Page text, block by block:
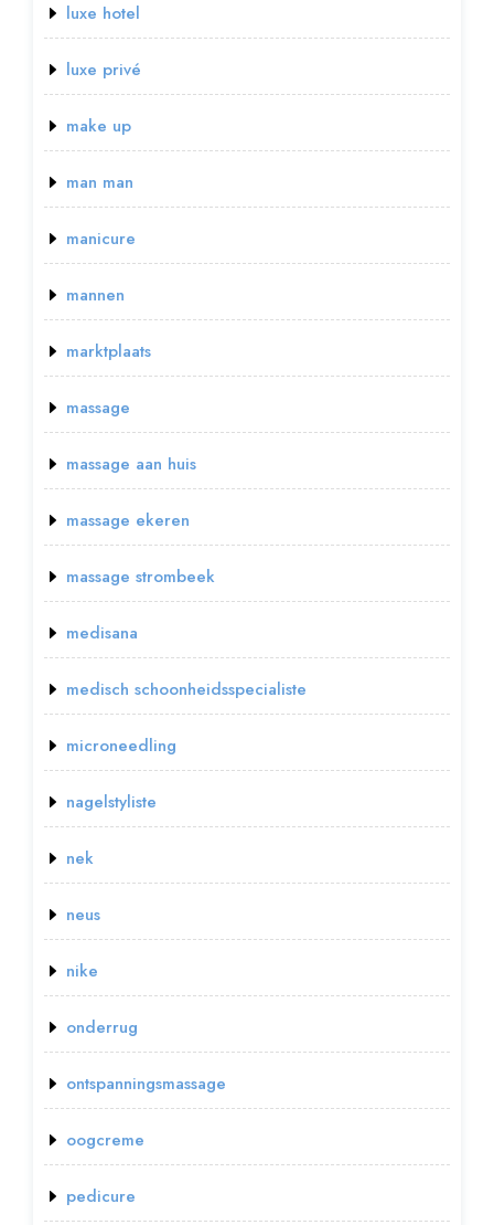
luxe hotel
luxe privé
make up
man man
manicure
mannen
marktplaats
massage
massage aan huis
massage ekeren
massage strombeek
medisana
medisch schoonheidsspecialiste
microneedling
nagelstyliste
nek
neus
nike
onderrug
ontspanningsmassage
oogcreme
pedicure